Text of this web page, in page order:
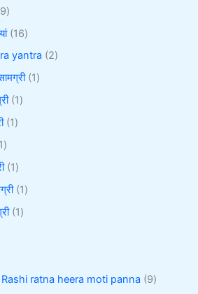
16
yantra 2
1
1
1
1
1
1
1
Rashi ratna heera moti panna 9